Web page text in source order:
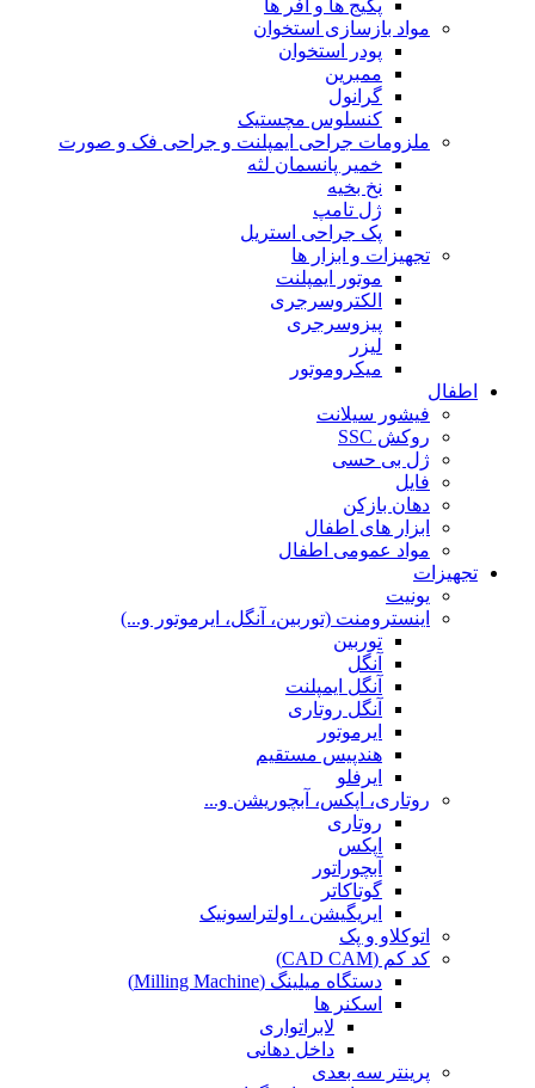
پکیج ها و آفر ها
مواد بازسازی استخوان
پودر استخوان
ممبرین
گرانول
کنسلوس مچستیک
ملزومات جراحی ایمپلنت و جراحی فک و صورت
خمیر پانسمان لثه
نخ بخیه
ژل تامپ
پک جراحی استریل
تجهیزات و ابزار ها
موتور ایمپلنت
الکتروسرجری
پیزوسرجری
لیزر
میکروموتور
اطفال
فیشور سیلانت
روکش SSC
ژل بی حسی
فایل
دهان بازکن
ابزار های اطفال
مواد عمومی اطفال
تجهیزات
یونیت
اینسترومنت (توربین، آنگل، ایرموتور و...)
توربین
آنگل
آنگل ایمپلنت
آنگل روتاری
ایرموتور
هندپیس مستقیم
ایرفلو
روتاری، اپکس، آبچوریشن و...
روتاری
اپکس
آبچوراتور
گوتاکاتر
ایریگیشن ، اولتراسونیک
اتوکلاو و پک
کد کم (CAD CAM)
دستگاه میلینگ (Milling Machine)
اسکنر ها
لابراتواری
داخل دهانی
پرینتر سه بعدی